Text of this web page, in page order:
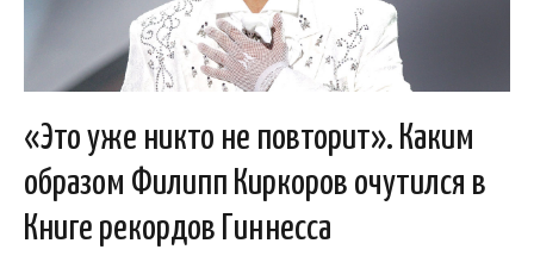
«Это уже никто не повторит». Каким
образом Филипп Киркоров очутился в
Книге рекордов Гиннесса